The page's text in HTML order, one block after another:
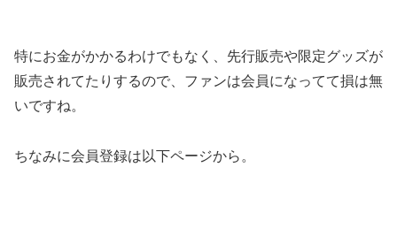
特にお金がかかるわけでもなく、先行販売や限定グッズが
販売されてたりするので、ファンは会員になってて損は無
いですね。
ちなみに会員登録は以下ページから。